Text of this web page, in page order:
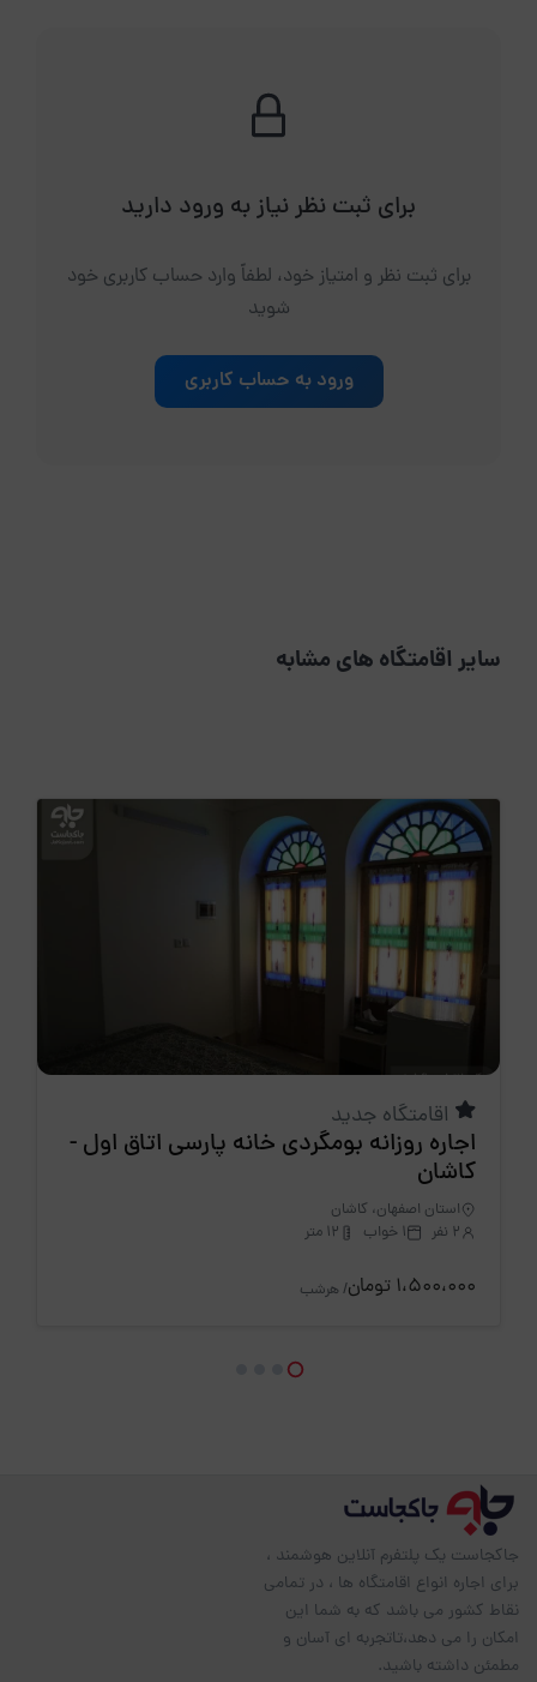
برای ثبت نظر نیاز به ورود دارید
برای ثبت نظر و امتیاز خود، لطفاً وارد حساب کاربری خود
شوید
ورود به حساب کاربری
سایر اقامتگاه های مشابه
اقامتگاه جدید
اجاره روزانه بومگردی خانه پارسی اتاق اول -
کاشان
استان اصفهان، کاشان
2 نفر
1 خواب 12 متر
1،500،000 تومان / هرشب
جاکجاست یک پلتفرم آنلاین هوشمند ،
برای اجاره انواع اقامتگاه ها ، در تمامی
نقاط کشور می باشد که به شما این
امکان را می دهد،تاتجربه ای آسان و
مطمئن داشته باشید.